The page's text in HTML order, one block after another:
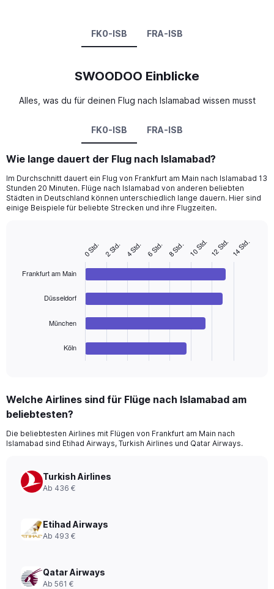
FK0-ISB FRA-ISB
SWOODOO Einblicke
Alles, was du für deinen Flug nach Islamabad wissen musst
FK0-ISB FRA-ISB
Wie lange dauert der Flug nach Islamabad?
Im Durchschnitt dauert ein Flug von Frankfurt am Main nach Islamabad 13
Stunden 20 Minuten. Flüge nach Islamabad von anderen beliebten
Städten in Deutschland können unterschiedlich lange dauern. Hier sind
einige Beispiele für beliebte Strecken und ihre Flugzeiten.
Range:
4
The
chart
Y
axis
values.
Range:
Frankfurt am Main
Düsseldorf
München
Köln
0 Std. 2 Std. 4 Std. 6 Std. 8 Std. 10 Std. 12 Std. 14 Std.
Welche Airlines sind für Flüge nach Islamabad am
beliebtesten?
Die beliebtesten Airlines mit Flügen von Frankfurt am Main nach
Islamabad sind Etihad Airways, Turkish Airlines und Qatar Airways.
Turkish Airlines
Ab 436 €
Etihad Airways
Ab 493 €
Qatar Airways
Ab 561 €